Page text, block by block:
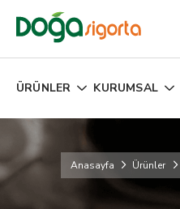
ÜRÜNLER KURUMSAL
Anasayfa Ürünler